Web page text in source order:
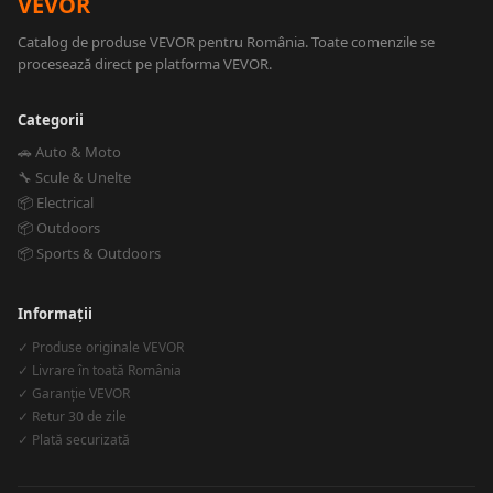
Catalog de produse VEVOR pentru România. Toate comenzile se
procesează direct pe platforma VEVOR.
Categorii
🚗 Auto & Moto
🔧 Scule & Unelte
📦 Electrical
📦 Outdoors
📦 Sports & Outdoors
Informații
✓ Produse originale VEVOR
✓ Livrare în toată România
✓ Garanție VEVOR
✓ Retur 30 de zile
✓ Plată securizată